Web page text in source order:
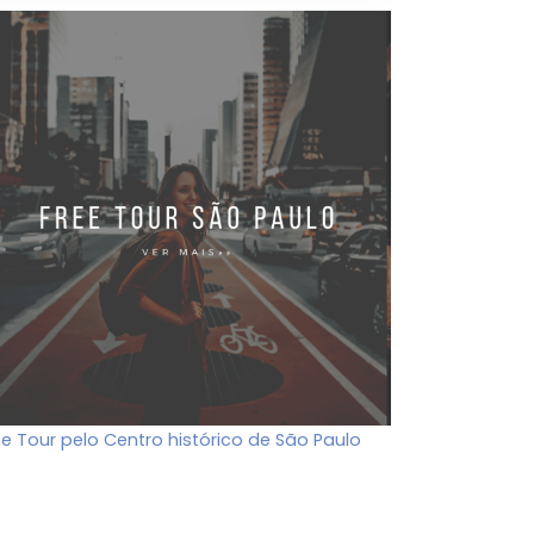
Tour pelo Centro histórico de São Paulo